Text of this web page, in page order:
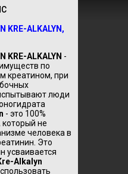
KRE-ALKALYN,
KRE-ALKALYN -
по
креатином, при
люди
- это 100%
который не
человека в
Это
усваивается
Alkalyn